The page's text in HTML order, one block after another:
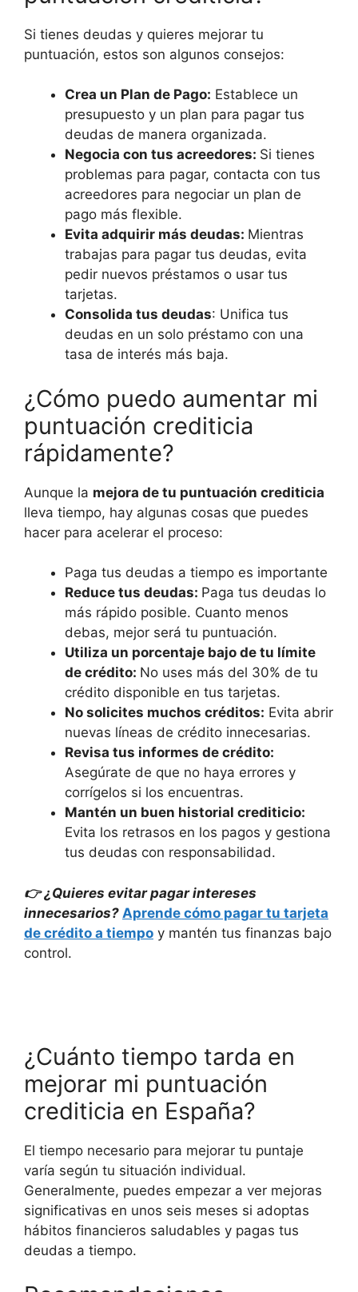
Si tienes deudas y quieres mejorar tu
puntuación, estos son algunos consejos:
Crea un Plan de Pago: Establece un
presupuesto y un plan para pagar tus
deudas de manera organizada.
Negocia con tus acreedores: Si tienes
problemas para pagar, contacta con tus
acreedores para negociar un plan de
pago más flexible.
Evita adquirir más deudas: Mientras
trabajas para pagar tus deudas, evita
pedir nuevos préstamos o usar tus
tarjetas.
Consolida tus deudas: Unifica tus
deudas en un solo préstamo con una
tasa de interés más baja.
¿Cómo puedo aumentar mi
puntuación crediticia
rápidamente?
Aunque la mejora de tu puntuación crediticia
lleva tiempo, hay algunas cosas que puedes
hacer para acelerar el proceso:
Paga tus deudas a tiempo es importante
Reduce tus deudas: Paga tus deudas lo
más rápido posible. Cuanto menos
debas, mejor será tu puntuación.
Utiliza un porcentaje bajo de tu límite
de crédito: No uses más del 30% de tu
crédito disponible en tus tarjetas.
No solicites muchos créditos: Evita abrir
nuevas líneas de crédito innecesarias.
Revisa tus informes de crédito:
Asegúrate de que no haya errores y
corrígelos si los encuentras.
Mantén un buen historial crediticio:
Evita los retrasos en los pagos y gestiona
tus deudas con responsabilidad.
👉¿Quieres evitar pagar intereses
innecesarios? Aprende cómo pagar tu tarjeta
de crédito a tiempo y mantén tus finanzas bajo
control.
¿Cuánto tiempo tarda en
mejorar mi puntuación
crediticia en España?
El tiempo necesario para mejorar tu puntaje
varía según tu situación individual.
Generalmente, puedes empezar a ver mejoras
significativas en unos seis meses si adoptas
hábitos financieros saludables y pagas tus
deudas a tiempo.